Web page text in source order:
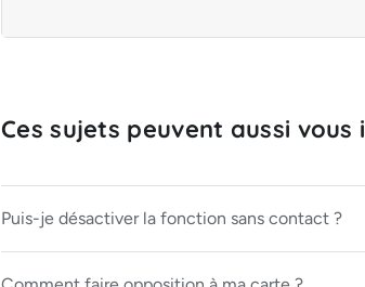
Ces sujets peuvent aussi vous
Puis-je désactiver la fonction sans contact ?